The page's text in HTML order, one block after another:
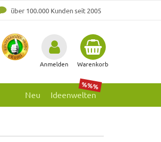
über 100.000 Kunden seit 2005
Anmelden Warenkorb
Ideenwelten
%%%
Neu